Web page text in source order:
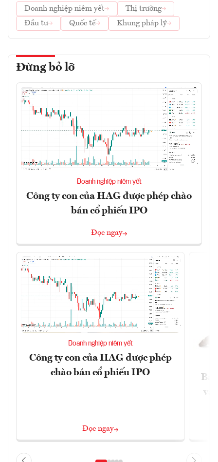
Doanh nghiệp niêm yết
Thị trường
Đầu tư
Quốc tế Khung pháp lý
Đừng bỏ lỡ
Doanh nghiệp niêm yết
Công ty con của HAG được phép chào
bán cổ phiếu IPO
Đọc ngay
Doanh nghiệp niêm yết
Công ty con của HAG được phép
chào bán cổ phiếu IPO
Đọc ngay
và